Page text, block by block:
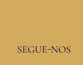
SEGUE-NOS